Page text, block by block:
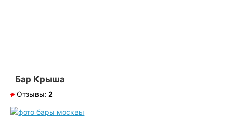
Бар Крыша
Отзывы: 2